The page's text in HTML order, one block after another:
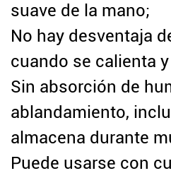
suave de la mano;
No hay desventaja
cuando se calienta
Sin absorción de
ablandamiento,
almacena durante
Puede usarse con